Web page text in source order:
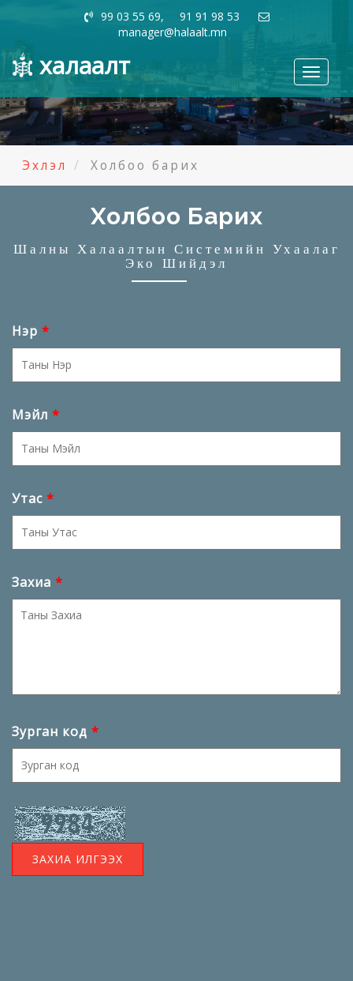
99 03 55 69, 91 91 98 53
manager@halaalt.mn
Toggle
халаалт
Эхлэл Холбоо барих
Холбоо Барих
Шалны Халаалтын Системийн Ухаалаг
Эко Шийдэл
Нэр *
Мэйл *
Утас *
Захиа *
Зурган код *